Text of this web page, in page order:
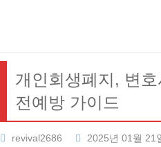
개인회생폐지, 변
전예방 가이드
revival2686 2025년 01월 21